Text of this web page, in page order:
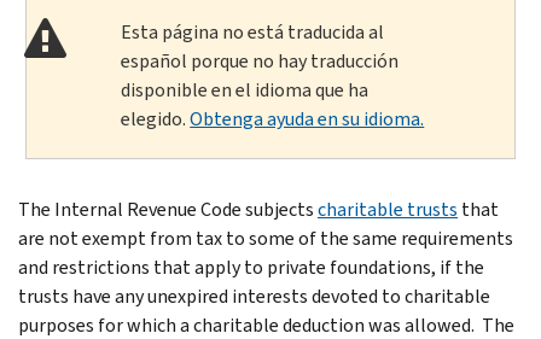
Esta página no está traducida al
español porque no hay traducción
disponible en el idioma que ha
elegido.Obtenga ayuda en su idioma.
The Internal Revenue Code subjectscharitable trusts that
are not exempt from tax to some of the same requirements
and restrictions that apply to private foundations, if the
trusts have any unexpired interests de­voted to charitable
purposes for which a charitable deduction was allowed. The